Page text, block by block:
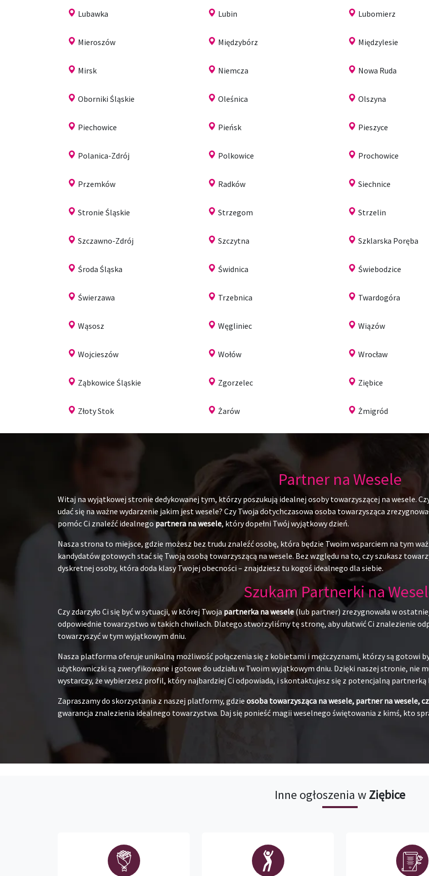
Lubawka Lubin Lubomierz
Mieroszów Międzybórz Międzylesie
Mirsk Niemcza Nowa Ruda
Oborniki Śląskie Oleśnica Olszyna
Piechowice Pieńsk Pieszyce
Polanica-Zdrój Polkowice Prochowice
Przemków Radków Siechnice
Stronie Śląskie Strzegom Strzelin
Szczawno-Zdrój Szczytna Szklarska Poręba
Środa Śląska Świdnica Świebodzice
Świerzawa Trzebnica Twardogóra
Wąsosz Węgliniec Wiązów
Wojcieszów Wołów Wrocław
Ząbkowice Śląskie Zgorzelec Ziębice
Złoty Stok Żarów Żmigród
Partner na Wesele
Witaj na wyjątkowej stronie dedykowanej tym, którzy poszukują idealnej osoby towarzyszącej na wesele.
udać się na ważne wydarzenie jakim jest wesele? Czy Twoja dotychczasowa osoba towarzysząca
pomóc Ci znaleźć idealnegopartnera na wesele, który dopełni Twój wyjątkowy dzień.
Nasza strona to miejsce, gdzie możesz bez trudu znaleźć osobę, która będzie Twoim wsparciem na tym
kandydatów gotowych stać się Twoją osobą towarzyszącą na wesele. Bez względu na to, czy szukasz
dyskretnej osoby, która doda klasy Twojej obecności – znajdziesz tu kogoś idealnego dla siebie.
Szukam Partnerki na
Czy zdarzyło Ci się być w sytuacji, w której Twoja partnerka na wesele (lub partner) zrezygnowała w
odpowiednie towarzystwo w takich chwilach. Dlatego stworzyliśmy tę stronę, aby ułatwić Ci znalezienie
towarzyszyć w tym wyjątkowym dniu.
Nasza platforma oferuje unikalną możliwość połączenia się z kobietami i mężczyznami, którzy są gotowi
użytkowniczki są zweryfikowane i gotowe do udziału w Twoim wyjątkowym dniu. Dzięki naszej stronie, nie
wystarczy, że wybierzesz profil, który najbardziej Ci odpowiada, i skontaktujesz się z potencjalną
Zapraszamy do skorzystania z naszej platformy, gdzie osoba towarzysząca na wesele, partner na wesele,
gwarancja znalezienia idealnego towarzystwa. Daj się ponieść magii weselnego świętowania z kimś, kto
Inne ogłoszenia wZiębice